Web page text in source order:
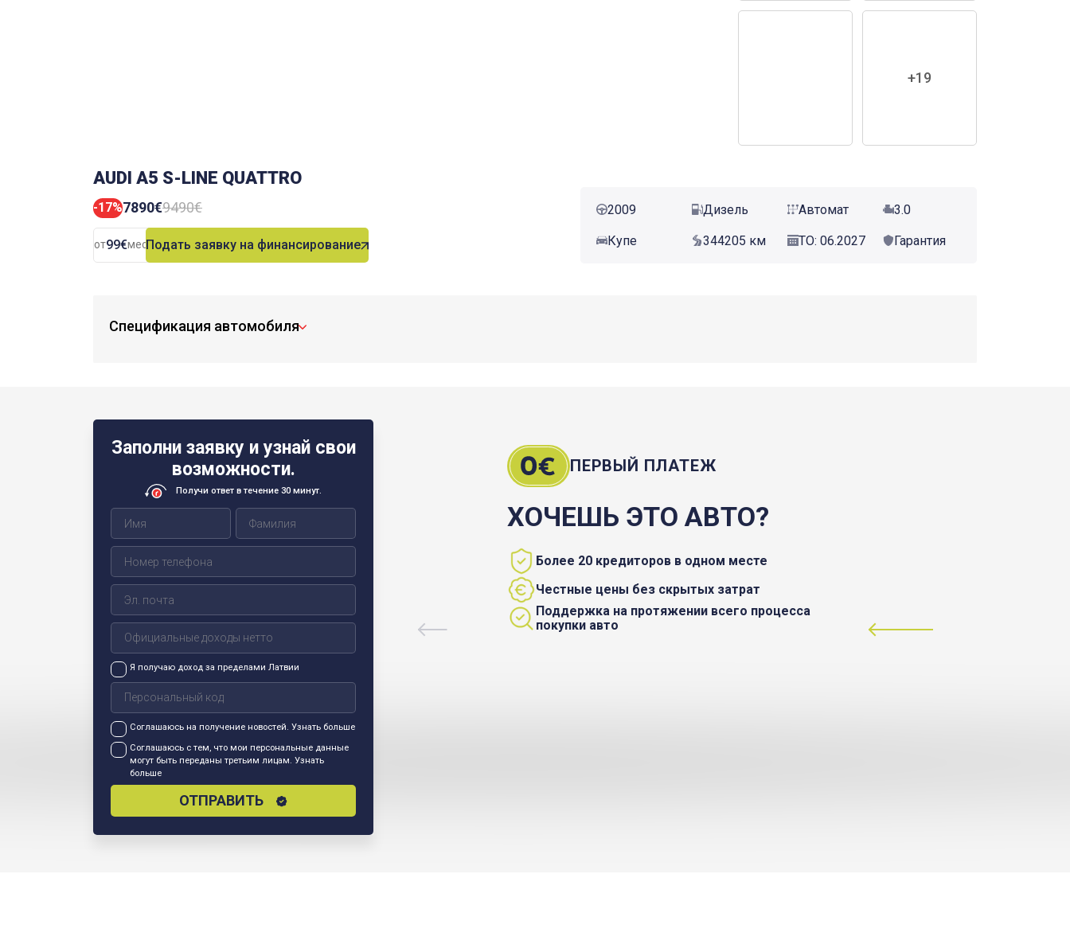
+19
AUDI A5 S-LINE QUATTRO
-17%7890€9490€
от99€мес.Подать заявку на финансирование
2009 Дизель Автомат 3.0
Купе 344205 км ТО: 06.2027 Гарантия
Спецификация автомобиля
Заполни заявку и узнай свои
возможности.
Получи ответ в течение 30 минут.
Я получаю доход за пределами Латвии
Соглашаюсь на получение новостей.Узнать больше
Соглашаюсь с тем, что мои персональные данные
могут быть переданы третьим лицам.Узнать
больше
ОТПРАВИТЬ
ПЕРВЫЙ ПЛАТЕЖ
ХОЧЕШЬ ЭТО АВТО?
Более 20 кредиторов в одном месте
Честные цены без скрытых затрат
Поддержка на протяжении всего процесса
покупки авто